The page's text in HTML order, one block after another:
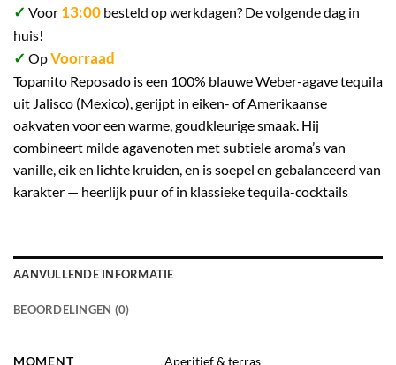
✓ Voor 13:00 besteld op werkdagen? De volgende dag in
huis!
✓ OpVoorraad
Topanito Reposado is een 100% blauwe Weber-agave tequila
uit Jalisco (Mexico), gerijpt in eiken- of Amerikaanse
oakvaten voor een warme, goudkleurige smaak. Hij
combineert milde agavenoten met subtiele aroma’s van
vanille, eik en lichte kruiden, en is soepel en gebalanceerd van
karakter — heerlijk puur of in klassieke tequila-cocktails
AANVULLENDE INFORMATIE
BEOORDELINGEN (0)
MOMENT Aperitief & terras